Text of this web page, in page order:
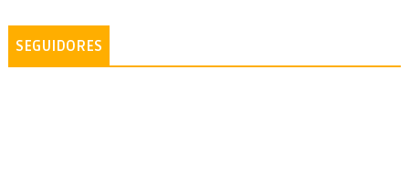
SEGUIDORES